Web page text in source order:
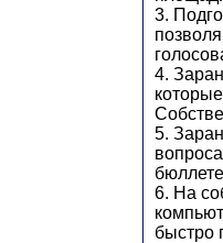
3.
4.
5.
6. На
быстро